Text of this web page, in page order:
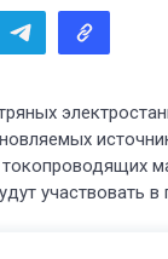
участвовать